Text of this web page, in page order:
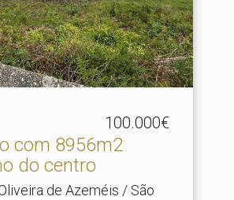
100.000€
com 8956m2
do centro
de Azeméis / São